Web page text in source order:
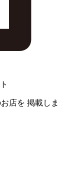
店を 掲載しま